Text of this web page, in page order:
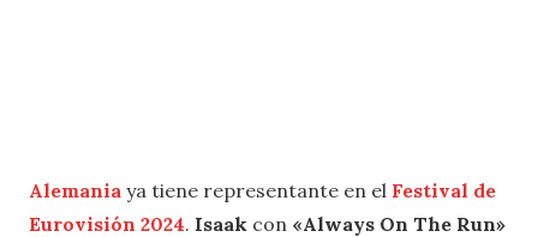
Alemania ya tiene representante en el Festival de
Eurovisión 2024. Isaak con «Always On The Run»